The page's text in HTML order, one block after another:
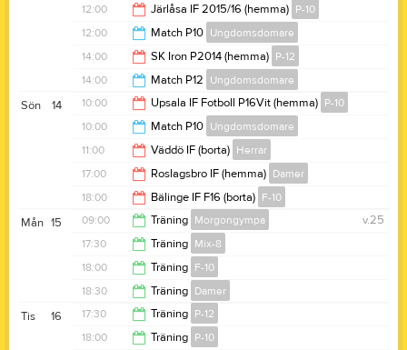
11:00
13:00
12:00 Järlåsa IF 2015/16 (hemma) P-10
14:00
12:00 Match P10 Ungdomsdomare
13:00
14:00 SK Iron P2014 (hemma) P-12
16:00
14:00 Match P12 Ungdomsdomare
15:00
14
Sön 10:00 Upsala IF Fotboll P16Vit (hemma) P-10
12:00
10:00 Match P10 Ungdomsdomare
11:00
11:00 Väddö IF (borta) Herrar
13:00
17:00 Roslagsbro IF (hemma) Damer
19:00
18:00 Bälinge IF F16 (borta) F-10
20:00
15
Mån v.25
09:00 Träning Morgongympa
10:00
17:30 Träning Mix-8
18:30
18:00 Träning F-10
19:00
18:30 Träning Damer
20:00
16
Tis 17:30 Träning P-12
18:00 Träning P-10